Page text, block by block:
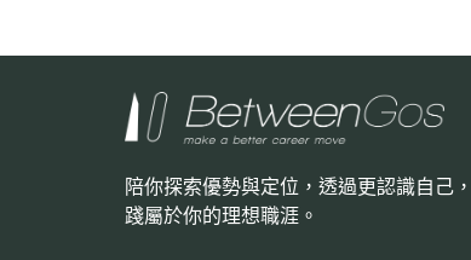
陪你探索優勢與定位，透過更認識自己
踐屬於你的理想職涯。